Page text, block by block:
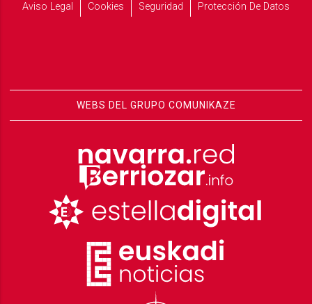
Aviso Legal
Cookies Seguridad Protección De Datos
WEBS DEL GRUPO COMUNIKAZE